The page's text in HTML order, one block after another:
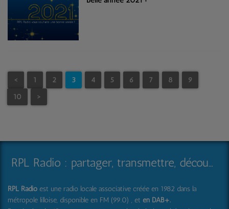
< 1 2 3 4 5 6 7 8
9
10
>
RPL Radio : partager, transmettre, découvrir et surprendre
RPL Radio est une radio locale associative créée en 1982 dans la
métropole lilloise, disponible en FM (99.0) , et en DAB+.